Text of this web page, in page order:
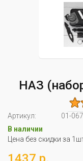
НАЗ
Артикул:
01-
В наличии
Цена без скидки за